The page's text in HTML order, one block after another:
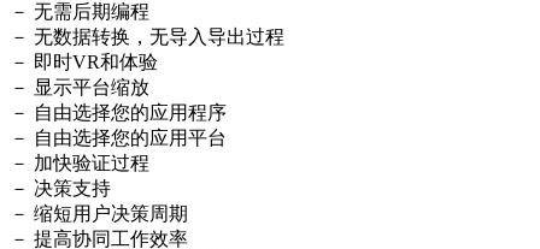
－ 无需后期编程
－ 无数据转换，无导入导出过程
－ 即时VR和体验
－ 显示平台缩放
－ 自由选择您的应用程序
－ 自由选择您的应用平台
－ 加快验证过程
－ 决策支持
－ 缩短用户决策周期
－ 提高协同工作效率